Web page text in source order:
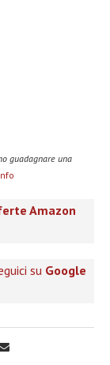
guadagnare una
Amazon
su Google